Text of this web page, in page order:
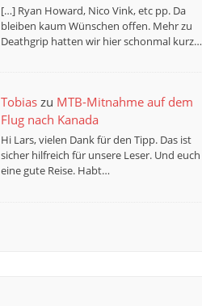
[…] Ryan Howard, Nico Vink, etc pp. Da
bleiben kaum Wünschen offen. Mehr zu
Deathgrip hatten wir hier schonmal kurz…
Tobiaszu MTB-Mitnahme auf dem
Flug nach Kanada
Hi Lars, vielen Dank für den Tipp. Das ist
sicher hilfreich für unsere Leser. Und euch
eine gute Reise. Habt…